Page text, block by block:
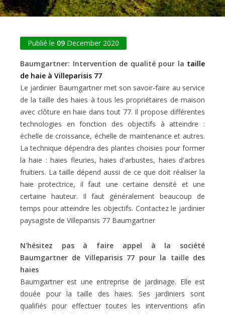
Publié le 09 December 2020
Baumgartner: Intervention de qualité pour la taille
de haie à Villeparisis 77
Le jardinier Baumgartner met son savoir-faire au service
de la taille des haies à tous les propriétaires de maison
avec clôture en haie dans tout 77. Il propose différentes
technologies en fonction des objectifs à atteindre :
échelle de croissance, échelle de maintenance et autres.
La technique dépendra des plantes choisies pour former
la haie : haies fleuries, haies d'arbustes, haies d'arbres
fruitiers. La taille dépend aussi de ce que doit réaliser la
haie protectrice, il faut une certaine densité et une
certaine hauteur. Il faut généralement beaucoup de
temps pour atteindre les objectifs. Contactez le jardinier
paysagiste de Villeparisis 77 Baumgartner
N'hésitez pas à faire appel à la société
Baumgartner de Villeparisis 77 pour la taille des
haies
Baumgartner est une entreprise de jardinage. Elle est
douée pour la taille des haies. Ses jardiniers sont
qualifiés pour effectuer toutes les interventions afin